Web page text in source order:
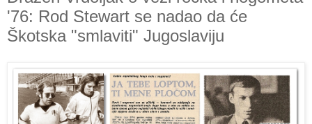
'76: Rod Stewart se nadao da će
Škotska "smlaviti" Jugoslaviju